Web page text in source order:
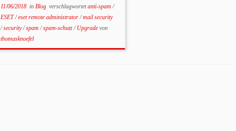
11/06/2018 inBlog verschlagwortetanti-spam/
ESET/eset remote administrator/mail security
/security/spam/spam-schutz/ Upgradevon
thomasknoefel